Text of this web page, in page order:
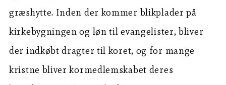
græshytte. Inden der kommer blikplader på
kirkebygningen og løn til evangelister, bliver
der indkøbt dragter til koret, og for mange
kristne bliver kormedlemskabet deres